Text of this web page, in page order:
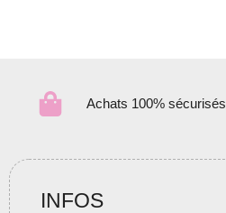
Achats 100% sécurisés
INFOS